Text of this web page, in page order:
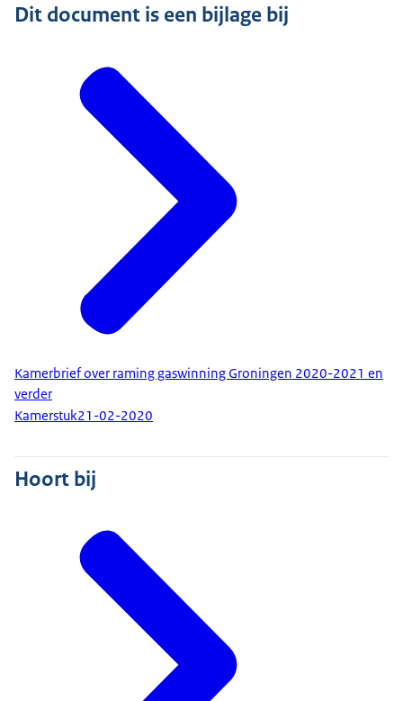
Dit document is een bijlage bij
Kamerbrief over raming gaswinning Groningen 2020-2021 en
verder
Kamerstuk21-02-2020
Hoort bij